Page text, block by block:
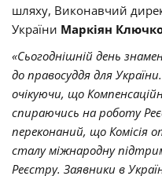
шляху, Виконавчий
України Маркіян
«Сьогоднішній день
до правосуддя для
очікуючи, що
спираючись на роботу
переконаний, що Комісія
сталу міжнародну
Реєстру. Заявники в